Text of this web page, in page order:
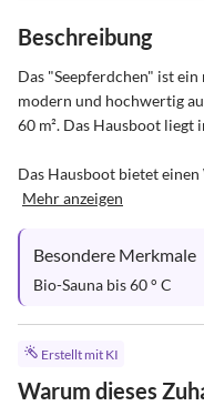
Beschreibung
Das "Seepferdchen" ist ein
modern und hochwertig
60 m². Das Hausboot
Das Hausboot bietet
Mehr anzeigen
Besondere Merkmale
Bio-Sauna bis 60 ° C
Erstellt mit KI
Warum dieses